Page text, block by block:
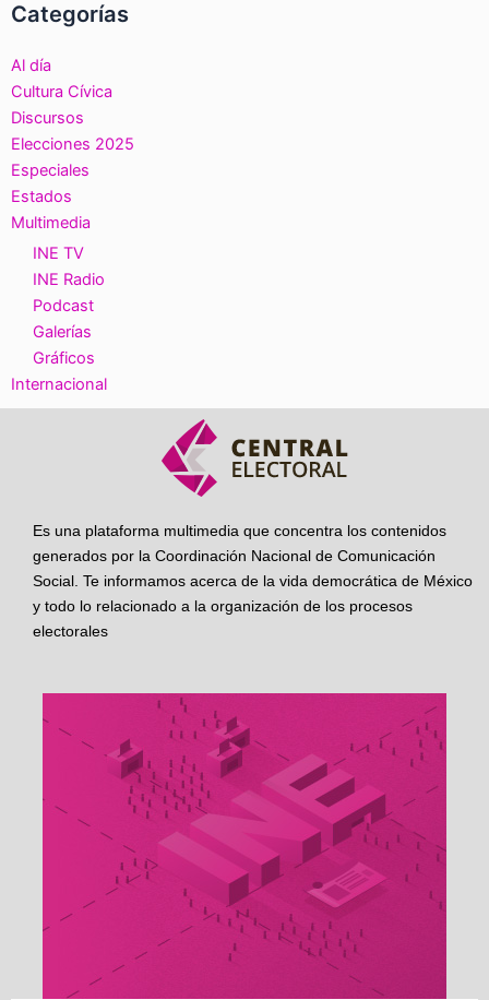
Categorías
Al día
Cultura Cívica
Discursos
Elecciones 2025
Especiales
Estados
Multimedia
INE TV
INE Radio
Podcast
Galerías
Gráficos
Internacional
Es una plataforma multimedia que concentra los contenidos
generados por la Coordinación Nacional de Comunicación
Social. Te informamos acerca de la vida democrática de México
y todo lo relacionado a la organización de los procesos
electorales